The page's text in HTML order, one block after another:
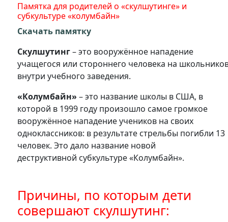
Памятка для родителей о «скулшутинге» и
субкультуре «колумбайн»
Скачать памятку
Скулшутинг– это вооружённое нападение
учащегося или стороннего человека на
внутри учебного заведения.
«Колумбайн» – это название школы в США, в
которой в 1999 году произошло самое громкое
вооружённое нападение учеников на своих
одноклассников: в результате стрельбы погибли 13
человек. Это дало название новой
деструктивной субкультуре «Колумбайн».
Причины, по которым дети
совершают скулшутинг: